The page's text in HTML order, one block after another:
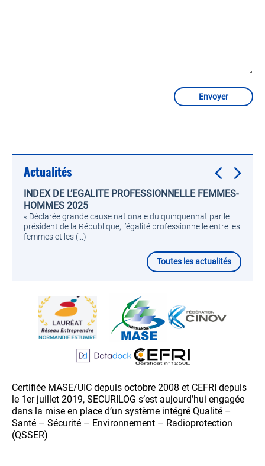
Actualités
INDEX DE L’EGALITE PROFESSIONNELLE FEMMES-
HOMMES 2025
« Déclarée grande cause nationale du quinquennat par le
président de la République, l’égalité professionnelle entre les
femmes et les (...)
Toutes les actualités
Certifiée MASE/UIC depuis octobre 2008 et CEFRI depuis
le 1er juillet 2019, SECURILOG s’est aujourd’hui engagée
dans la mise en place d’un système intégré Qualité –
Santé – Sécurité – Environnement – Radioprotection
(QSSER)